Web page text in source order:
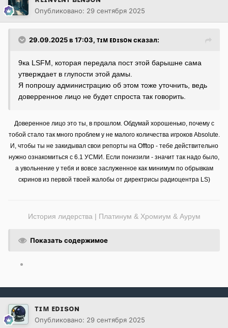
Опубликовано: 29 сентября 2025
29.09.2025 в 17:03, ᴛɪᴍ ᴇᴅɪsᴏɴсказал:
9ка LSFM, которая передала пост этой барышне сама
утверждает в глупости этой дамы.
Я попрошу администрацию об этом тоже уточнить, ведь
доверренное лицо не будет спроста так говорить.
Доверенное лицо это ты, в прошлом. Обдумай хорошенько, почему с
тобой стало так много проблем у не малого количества игроков Absolute.
И, чтобы ты не закидывал свои репорты на Offtop - тебе действительно
нужно ознакомиться с 6.1 УСМИ. Если понизили - значит так надо было,
а увольнение у тебя и вовсе заслуженное как минимум по обрывкам
скринов из первой твоей жалобы от директрисы радиоцентра LS)
История лидерства | Платинум & Хромиум & Аурум
Показать содержимое
ᴛɪᴍ ᴇᴅɪsᴏɴ
Опубликовано: 29 сентября 2025